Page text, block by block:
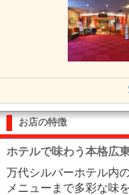
お店の特徴
ホテルで味わう本格広
万代シルバーホテル内
メニューまで多彩な味